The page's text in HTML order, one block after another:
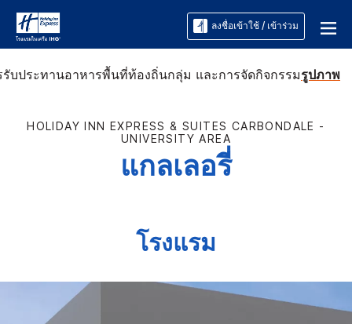
ลงชื่อเข้าใช้ / เข้าร่วม
รับประทานอาหารพื้นที่ท้องถิ่นกลุ่ม และการจัดกิจกรรมรูปภาพ
HOLIDAY INN EXPRESS & SUITES CARBONDALE -
UNIVERSITY AREA
แกลเลอรี่
โรงแรม